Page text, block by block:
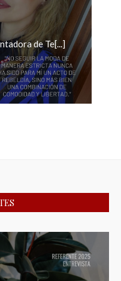
de Te[...]